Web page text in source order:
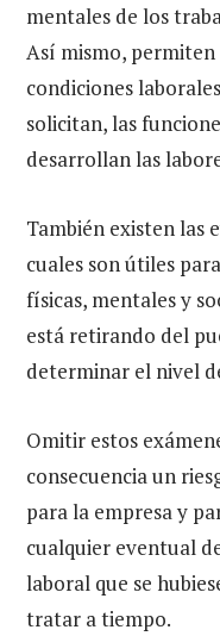
mentales de los
Así mismo,
condiciones
solicitan, las
desarrollan las
También existen las
cuales son útiles
físicas, mentales y
está retirando del
determinar el nivel
Omitir estos
consecuencia un
para la empresa y
cualquier eventual
laboral que se
tratar a tiempo.